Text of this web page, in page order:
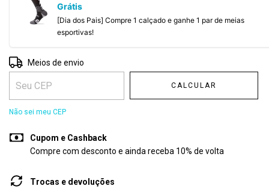
Grátis
[Dia dos Pais] Compre 1 calçado e ganhe 1 par de meias
esportivas!
Entregas para o CEP:
Meios de envio
CALCULAR
Não sei meu CEP
Cupom e Cashback
Compre com desconto e ainda receba 10% de volta
Trocas e devoluções